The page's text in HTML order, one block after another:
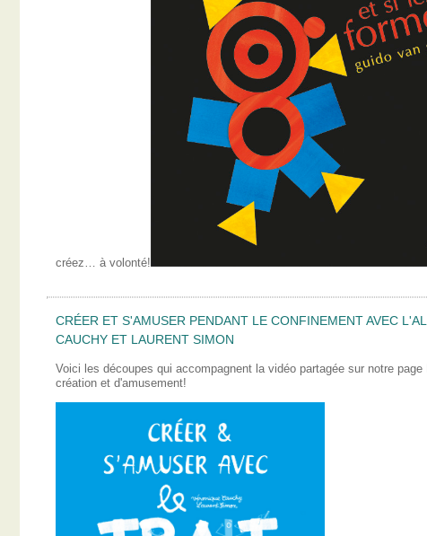
créez… à volonté!
CRÉER ET S'AMUSER PENDANT LE CONFINEMENT AVEC
CAUCHY ET LAURENT SIMON
Voici les découpes qui accompagnent la vidéo partagée sur notre
création et d'amusement!